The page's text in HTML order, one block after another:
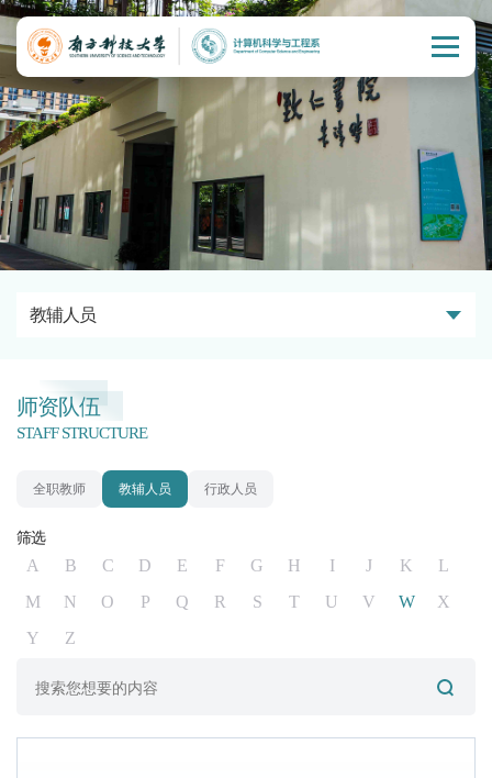
教辅人员
师资队伍
STAFF STRUCTURE
全职教师 教辅人员 行政人员
筛选
A B C D E F G H I J K
L
M
N O P Q R S T U V W
X
Y
Z